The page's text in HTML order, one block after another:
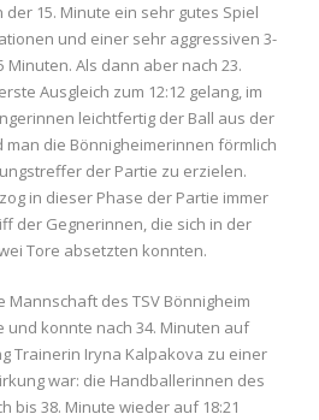
15. Minute ein sehr gutes Spiel
und einer sehr aggressiven 3-
Minuten. Als dann aber nach 23.
Ausgleich zum 12:12 gelang, im
leichtfertig der Ball aus der
man die Bönnigheimerinnen förmlich
der Partie zu erzielen.
in dieser Phase der Partie immer
der Gegnerinnen, die sich in der
Tore absetzten konnten.
Mannschaft des TSV Bönnigheim
und konnte nach 34. Minuten auf
Trainerin Iryna Kalpakova zu einer
war: die Handballerinnen des
bis 38. Minute wieder auf 18:21